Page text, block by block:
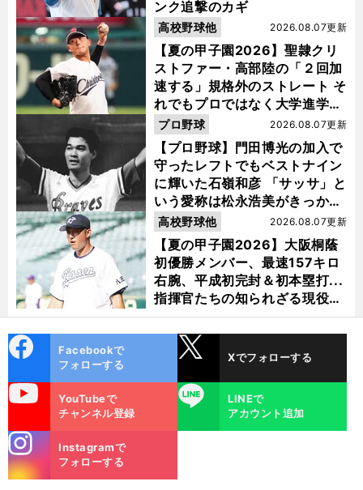
ンク追撃のカギ
【夏の甲子園2026】聖隷クリ
ストファー・高部陸の「２回加
速する」規格外のストレート そ
れでもプロではなく大学進学を
選ぶ理由
2026.08.07更新
高校野球他
【プロ野球】門田博光の加入で
守ったレフトでもベストナイン
に輝いた石嶺和彦 「サッサ」と
いう愛称は松永浩美がきっか
け？
2026.08.07更新
プロ野球
【夏の甲子園2026】大阪桐蔭
初優勝メンバー、最速157キロ
右腕、平成初完封＆初本塁打...
指揮官たちの知られざる現役時
代
2026.08.07更新
高校野球他
ok
Facebookで
フォローする
Xでフォローする
YouTubeで
チャンネル登録
LINE
LINEで
アカウント追加
m
Instagramで
フォローする